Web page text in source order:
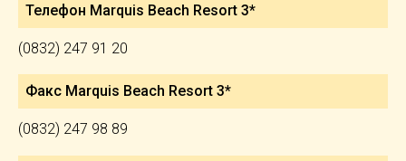
Телефон Marquis Beach Resort 3*
(0832) 247 91 20
Факс Marquis Beach Resort 3*
(0832) 247 98 89